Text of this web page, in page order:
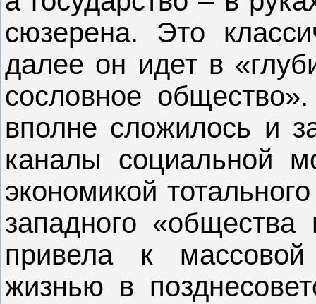
сюзерена. Это
далее он идет в
сословное
вполне сложилось и
каналы социальной
экономикой
западного «общества
привела к массовой
жизнью в